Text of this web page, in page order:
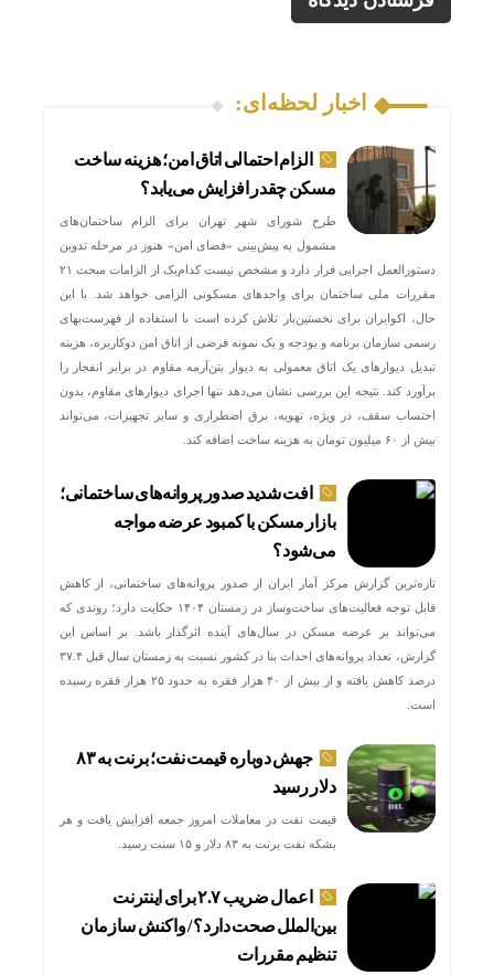
اخبار لحظه‌ای:
الزام احتمالی اتاق امن؛ هزینه ساخت
مسکن چقدر افزایش می‌یابد؟
طرح شورای شهر تهران برای الزام ساختمان‌های
مشمول به پیش‌بینی «فضای امن» هنوز در مرحله تدوین
دستورالعمل اجرایی قرار دارد و مشخص نیست کدام‌یک از الزامات مبحث ۲۱
مقررات ملی ساختمان برای واحدهای مسکونی الزامی خواهد شد. با این
حال، اکوایران برای نخستین‌بار تلاش کرده است با استفاده از فهرست‌بهای
رسمی سازمان برنامه و بودجه و یک نمونه فرضی از اتاق امن دوکاربره، هزینه
تبدیل دیوارهای یک اتاق معمولی به دیوار بتن‌آرمه مقاوم در برابر انفجار را
برآورد کند. نتیجه این بررسی نشان می‌دهد تنها اجرای دیوارهای مقاوم، بدون
احتساب سقف، در ویژه، تهویه، برق اضطراری و سایر تجهیزات، می‌تواند
بیش از ۶۰ میلیون تومان به هزینه ساخت اضافه کند.
افت شدید صدور پروانه‌های ساختمانی؛
بازار مسکن با کمبود عرضه مواجه
می‌شود؟
تازه‌ترین گزارش مرکز آمار ایران از صدور پروانه‌های ساختمانی، از کاهش
قابل توجه فعالیت‌های ساخت‌وساز در زمستان ۱۴۰۴ حکایت دارد؛ روندی که
می‌تواند بر عرضه مسکن در سال‌های آینده اثرگذار باشد. بر اساس این
گزارش، تعداد پروانه‌های احداث بنا در کشور نسبت به زمستان سال قبل ۳۷.۴
درصد کاهش یافته و از بیش از ۴۰ هزار فقره به حدود ۲۵ هزار فقره رسیده
است.
جهش دوباره قیمت نفت؛ برنت به ۸۳
دلار رسید
قیمت نفت در معاملات امروز جمعه افزایش یافت و هر
بشکه نفت برنت به ۸۳ دلار و ۱۵ سنت رسید.
اعمال ضریب ۲.۷ برای اینترنت
بین‌الملل صحت دارد؟ / واکنش سازمان
تنظیم مقررات